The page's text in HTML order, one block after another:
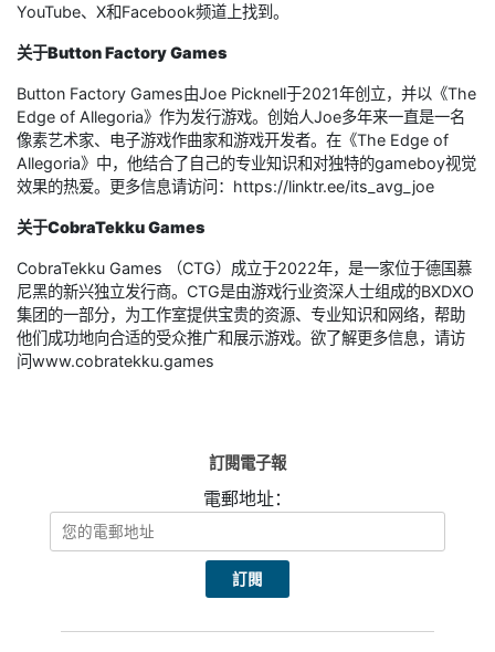
YouTube、X和Facebook频道上找到。
关于Button Factory Games
Button Factory Games由Joe Picknell于2021年创立，并以《The
Edge of Allegoria》作为发行游戏。创始人Joe多年来一直是一名
像素艺术家、电子游戏作曲家和游戏开发者。在《The Edge of
Allegoria》中，他结合了自己的专业知识和对独特的gameboy视觉
效果的热爱。更多信息请访问：https://linktr.ee/its_avg_joe
关于CobraTekku Games
CobraTekku Games （CTG）成立于2022年，是一家位于德国慕
尼黑的新兴独立发行商。CTG是由游戏行业资深人士组成的BXDXO
集团的一部分，为工作室提供宝贵的资源、专业知识和网络，帮助
他们成功地向合适的受众推广和展示游戏。欲了解更多信息，请访
问www.cobratekku.games
訂閱電子報
電郵地址：